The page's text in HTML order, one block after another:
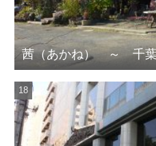
茜（あかね） ～ 千葉